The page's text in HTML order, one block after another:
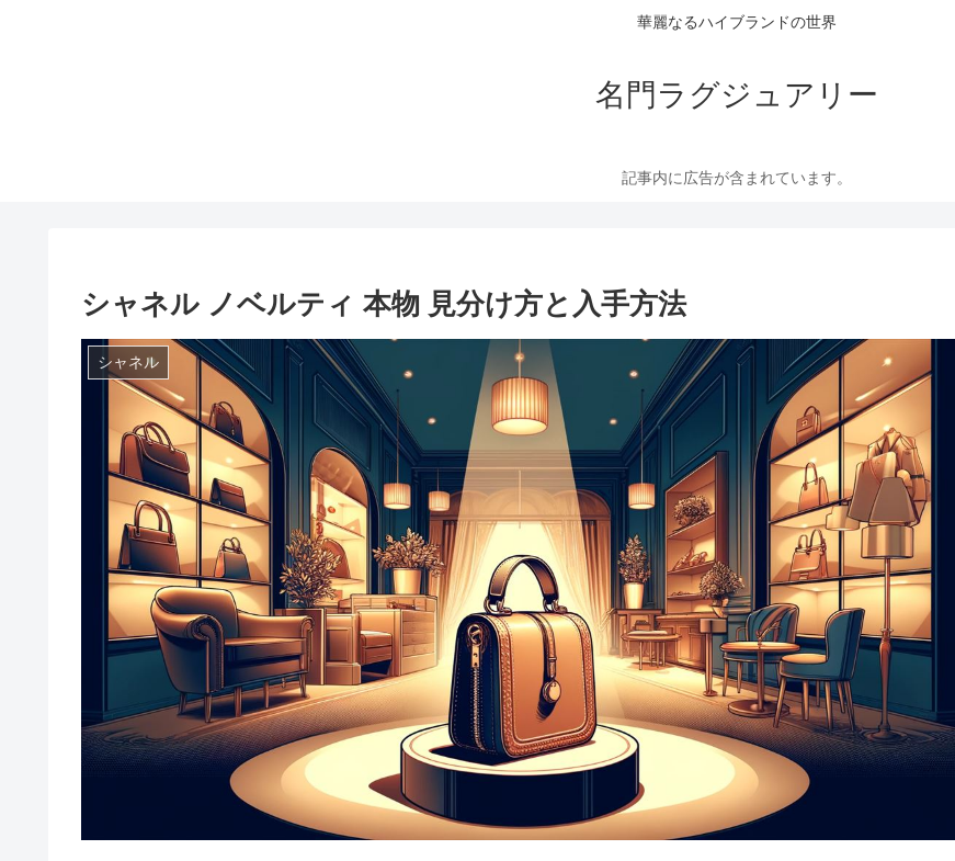
華麗なるハイブランドの世界
名門ラグジュアリー
記事内に広告が含まれています。
シャネル ノベルティ 本物 見分け方と入手方法
シャネル